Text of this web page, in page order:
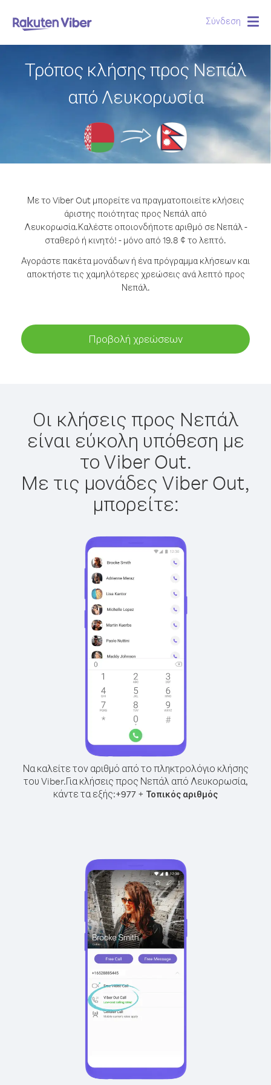
Σύνδεση
Τρόπος κλήσης προς Νεπάλ
από Λευκορωσία
Με το Viber Out μπορείτε να πραγματοποιείτε κλήσεις
άριστης ποιότητας προς Νεπάλ από
Λευκορωσία.Καλέστε οποιονδήποτε αριθμό σε Νεπάλ -
σταθερό ή κινητό! - μόνο από 19.8 ¢ το λεπτό.
Αγοράστε πακέτα μονάδων ή ένα πρόγραμμα κλήσεων και
αποκτήστε τις χαμηλότερες χρεώσεις ανά λεπτό προς
Νεπάλ.
Προβολή χρεώσεων
Οι κλήσεις προς Νεπάλ
είναι εύκολη υπόθεση με
το Viber Out.
Με τις μονάδες Viber Out,
μπορείτε:
Να καλείτε τον αριθμό από το πληκτρολόγιο κλήσης
του Viber.Για κλήσεις προς Νεπάλ από Λευκορωσία,
κάντε τα εξής:+977 + Τοπικός αριθμός